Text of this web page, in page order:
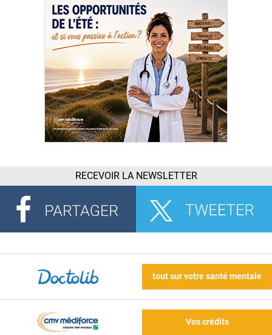
RECEVOIR LA NEWSLETTER
tout sur votre santé mentale
Vos crédits